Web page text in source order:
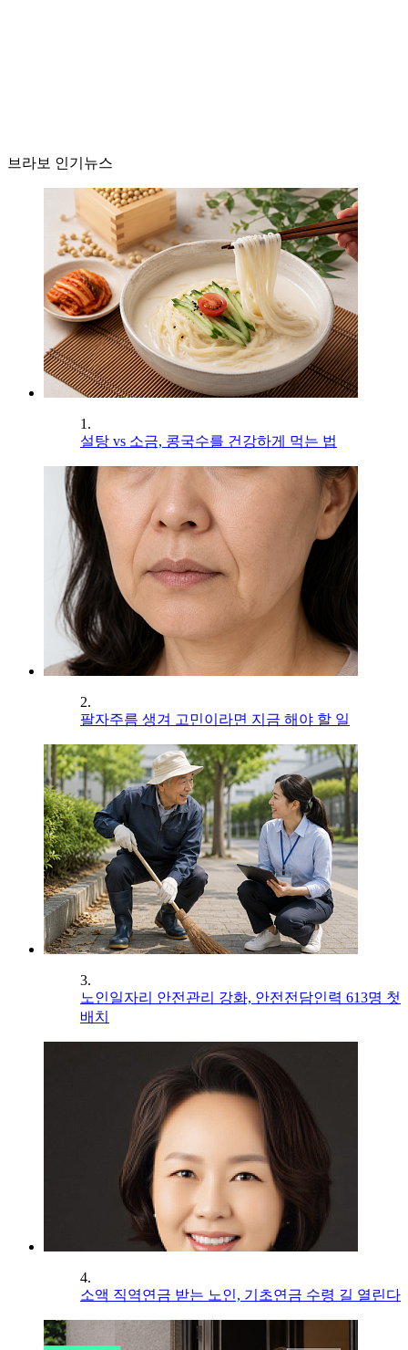
브라보 인기뉴스
1.
설탕 vs 소금, 콩국수를 건강하게 먹는 법
2.
팔자주름 생겨 고민이라면 지금 해야 할 일
3.
노인일자리 안전관리 강화, 안전전담인력 613명 첫
배치
4.
소액 직역연금 받는 노인, 기초연금 수령 길 열린다